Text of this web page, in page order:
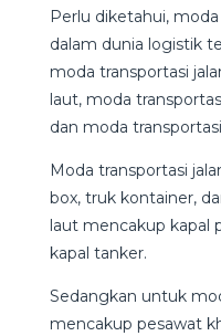
Perlu diketahui,
dalam dunia logistik
moda transportasi
laut, moda
dan moda
Moda transportasi
box, truk kontainer,
laut mencakup kapal
kapal tanker.
Sedangkan untuk
mencakup pesawat